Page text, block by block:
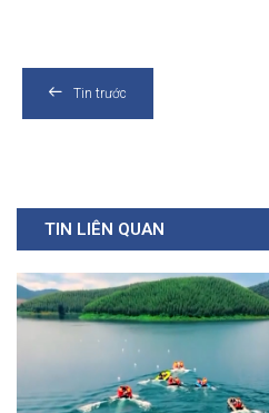
Tin trước
TIN LIÊN QUAN